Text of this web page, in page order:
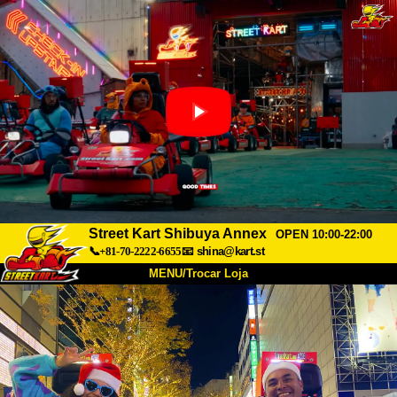
Street Kart Shibuya Annex
OPEN 10:00-22:00
📞+81-70-2222-6655📧 shina@kart.st
MENU/Trocar Loja
Sobre Especificações Preços
Acesso Opiniões FAQ